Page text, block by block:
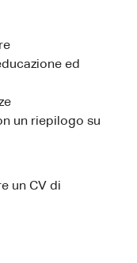
ed
un riepilogo su
un CV di